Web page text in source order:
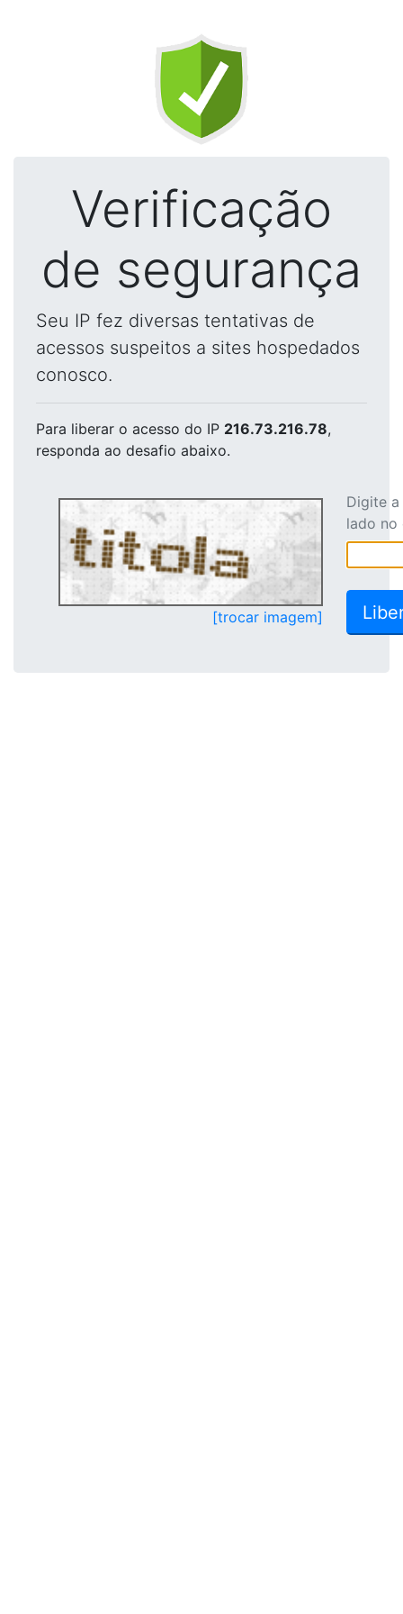
Verificação
de segurança
Seu IP fez diversas tentativas de
acessos suspeitos a sites hospedados
conosco.
Para liberar o acesso do IP 216.73.216.78,
responda ao desafio abaixo.
[trocar imagem]
Digite
lado no